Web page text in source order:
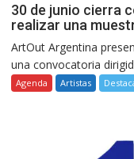
30 de junio cierra
realizar una
ArtOut Argentina
una convocatoria
Agenda Artistas